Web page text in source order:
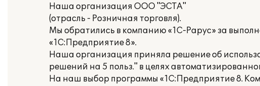
Наша организация ООО "ЭСТА"
(отрасль - Розничная торговля).
Мы обратились в компанию «1С-Рарус» за
«1С:Предприятие 8».
Наша организация приняла решение об
решений на 5 польз." в целях
На наш выбор программы «1С:Предприятие 8.